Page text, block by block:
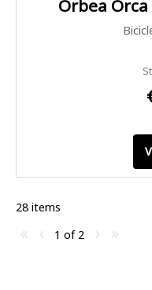
Orbea
28 items
« ‹ 1 of 2 › »